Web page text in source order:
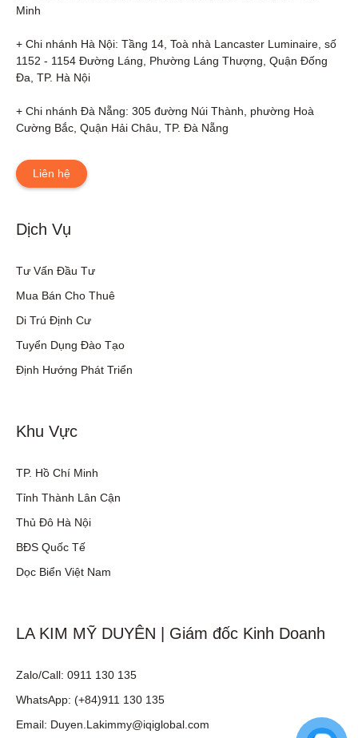
Minh
+ Chi nhánh Hà Nội: Tầng 14, Toà nhà Lancaster Luminaire, số
1152 - 1154 Đường Láng, Phường Láng Thượng, Quận Đống
Đa, TP. Hà Nội
+ Chi nhánh Đà Nẵng: 305 đường Núi Thành, phường Hoà
Cường Bắc, Quận Hải Châu, TP. Đà Nẵng
Liên hệ
Dịch Vụ
Tư Vấn Đầu Tư
Mua Bán Cho Thuê
Di Trú Định Cư
Tuyển Dụng Đào Tạo
Định Hướng Phát Triển
Khu Vực
TP. Hồ Chí Minh
Tỉnh Thành Lân Cận
Thủ Đô Hà Nội
BĐS Quốc Tế
Dọc Biển Việt Nam
LA KIM MỸ DUYÊN | Giám đốc Kinh Doanh
Zalo/Call: 0911 130 135
WhatsApp: (+84)911 130 135
Email: Duyen.Lakimmy@iqiglobal.com